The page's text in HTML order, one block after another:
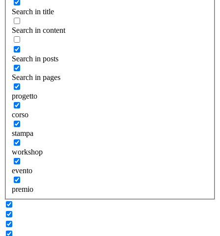
Search in title
Search in content
Search in posts
Search in pages
progetto
corso
stampa
workshop
evento
premio